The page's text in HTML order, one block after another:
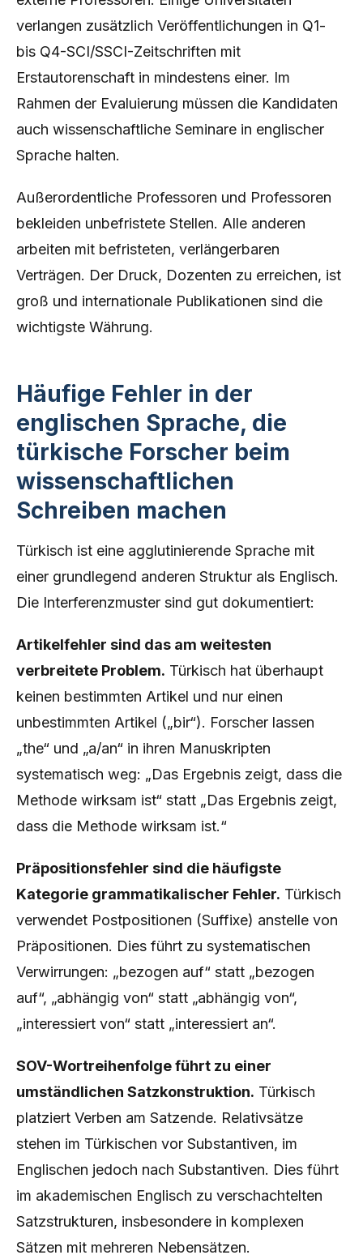
verlangen zusätzlich Veröffentlichungen in Q1-
bis Q4-SCI/SSCI-Zeitschriften mit
Erstautorenschaft in mindestens einer. Im
Rahmen der Evaluierung müssen die Kandidaten
auch wissenschaftliche Seminare in englischer
Sprache halten.
Außerordentliche Professoren und Professoren
bekleiden unbefristete Stellen. Alle anderen
arbeiten mit befristeten, verlängerbaren
Verträgen. Der Druck, Dozenten zu erreichen, ist
groß und internationale Publikationen sind die
wichtigste Währung.
Häufige Fehler in der
englischen Sprache, die
türkische Forscher beim
wissenschaftlichen
Schreiben machen
Türkisch ist eine agglutinierende Sprache mit
einer grundlegend anderen Struktur als Englisch.
Die Interferenzmuster sind gut dokumentiert:
Artikelfehler sind das am weitesten
verbreitete Problem. Türkisch hat überhaupt
keinen bestimmten Artikel und nur einen
unbestimmten Artikel („bir“). Forscher lassen
„the“ und „a/an“ in ihren Manuskripten
systematisch weg: „Das Ergebnis zeigt, dass die
Methode wirksam ist“ statt „Das Ergebnis zeigt,
dass die Methode wirksam ist.“
Präpositionsfehler sind die häufigste
Kategorie grammatikalischer Fehler. Türkisch
verwendet Postpositionen (Suffixe) anstelle von
Präpositionen. Dies führt zu systematischen
Verwirrungen: „bezogen auf“ statt „bezogen
auf“, „abhängig von“ statt „abhängig von“,
„interessiert von“ statt „interessiert an“.
SOV-Wortreihenfolge führt zu einer
umständlichen Satzkonstruktion. Türkisch
platziert Verben am Satzende. Relativsätze
stehen im Türkischen vor Substantiven, im
Englischen jedoch nach Substantiven. Dies führt
im akademischen Englisch zu verschachtelten
Satzstrukturen, insbesondere in komplexen
Sätzen mit mehreren Nebensätzen.